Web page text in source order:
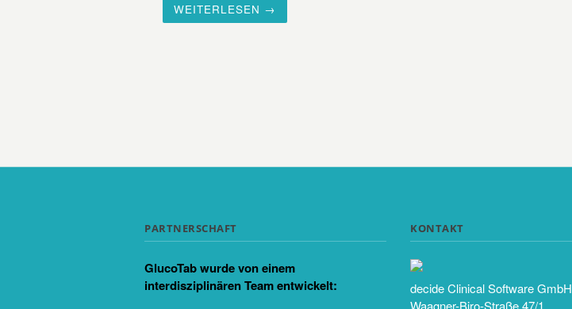
WEITERLESEN →
PARTNERSCHAFT
GlucoTab wurde von einem
interdisziplinären Team entwickelt:
KONTAKT
decide Clinical Software GmbH
Waagner-Biro-Straße 47/1